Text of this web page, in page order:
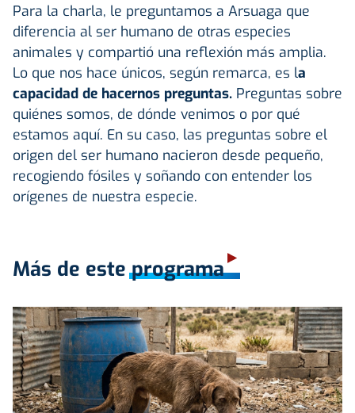
Para la charla, le preguntamos a Arsuaga que
diferencia al ser humano de otras especies
animales y compartió una reflexión más amplia.
Lo que nos hace únicos, según remarca, es la
capacidad de hacernos preguntas. Preguntas sobre
quiénes somos, de dónde venimos o por qué
estamos aquí. En su caso, las preguntas sobre el
origen del ser humano nacieron desde pequeño,
recogiendo fósiles y soñando con entender los
orígenes de nuestra especie.
Más de este programa